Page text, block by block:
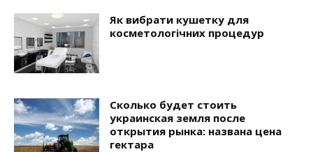
Як вибрати кушетку для
косметологічних процедур
Сколько будет стоить
украинская земля после
открытия рынка: названа цена
гектара